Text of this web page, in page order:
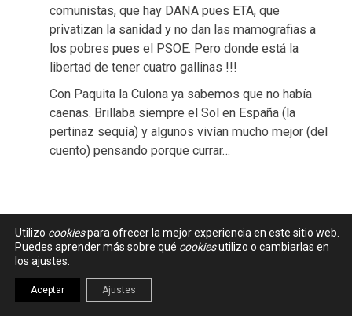
comunistas, que hay DANA pues ETA, que
privatizan la sanidad y no dan las mamografias a
los pobres pues el PSOE. Pero donde está la
libertad de tener cuatro gallinas !!!
Con Paquita la Culona ya sabemos que no había
caenas. Brillaba siempre el Sol en España (la
pertinaz sequía) y algunos vivían mucho mejor (del
cuento) pensando porque currar…
Dejar un Comentario
Los comentarios están cerrados
Utilizo cookiespara ofrecer la mejor experiencia en este sitio web.
Puedes aprender más sobre qué cookiesutilizo o cambiarlas en
los ajustes.
Aceptar Ajustes